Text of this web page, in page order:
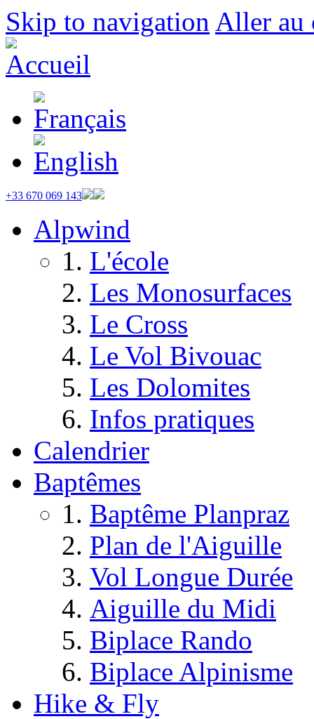
Skip to navigation Aller au
+33 670 069 143
Alpwind
L'école
Les Monosurfaces
Le Cross
Le Vol Bivouac
Les Dolomites
Infos pratiques
Calendrier
Baptêmes
Baptême Planpraz
Plan de l'Aiguille
Vol Longue Durée
Aiguille du Midi
Biplace Rando
Biplace Alpinisme
Hike & Fly